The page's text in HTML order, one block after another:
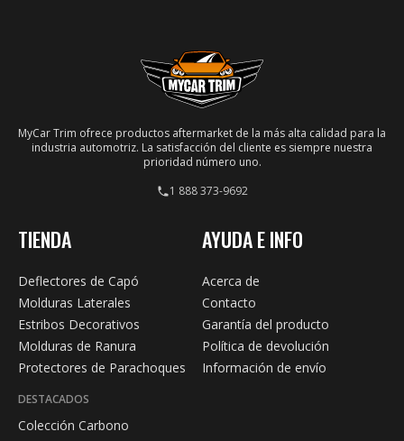
MyCar Trim ofrece productos aftermarket de la más alta calidad para la
industria automotriz. La satisfacción del cliente es siempre nuestra
prioridad número uno.
1 888 373-9692
TIENDA
Deflectores de Capó
Molduras Laterales
Estribos Decorativos
Molduras de Ranura
Protectores de Parachoques
DESTACADOS
Colección Carbono
AYUDA E INFO
Acerca de
Contacto
Garantía del producto
Política de devolución
Información de envío